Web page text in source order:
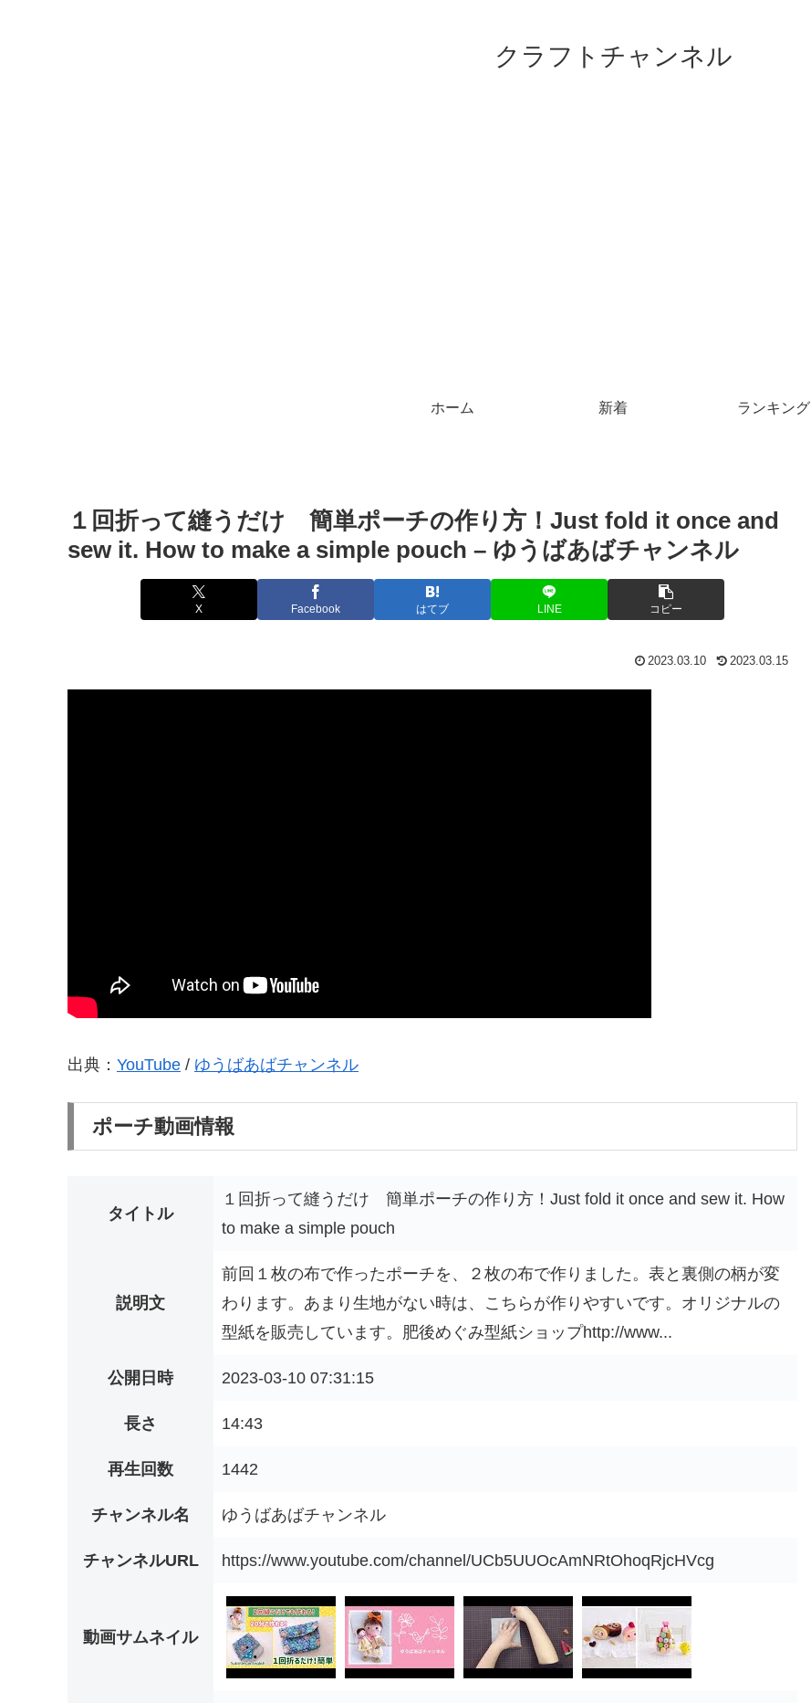
クラフトチャンネル
ホーム 新着 ランキング
１回折って縫うだけ 簡単ポーチの作り方！Just fold it once and
sew it. How to make a simple pouch – ゆうばあばチャンネル
X Facebook はてブ LINE コピー
2023.03.10 2023.03.15
出典： YouTube / ゆうばあばチャンネル
ポーチ動画情報
タイトル
１回折って縫うだけ 簡単ポーチの作り方！Just fold it once and sew it. How
to make a simple pouch
説明文
前回１枚の布で作ったポーチを、２枚の布で作りました。表と裏側の柄が変
わります。あまり生地がない時は、こちらが作りやすいです。オリジナルの
型紙を販売しています。肥後めぐみ型紙ショップhttp://www...
公開日時 2023-03-10 07:31:15
長さ 14:43
再生回数 1442
チャンネル名 ゆうばあばチャンネル
チャンネルURL https://www.youtube.com/channel/UCb5UUOcAmNRtOhoqRjcHVcg
動画サムネイル